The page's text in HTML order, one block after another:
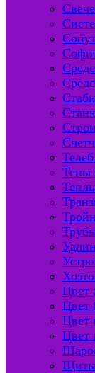
Тены
Цвет
Цвет
Цвет
Цвет
Щиты